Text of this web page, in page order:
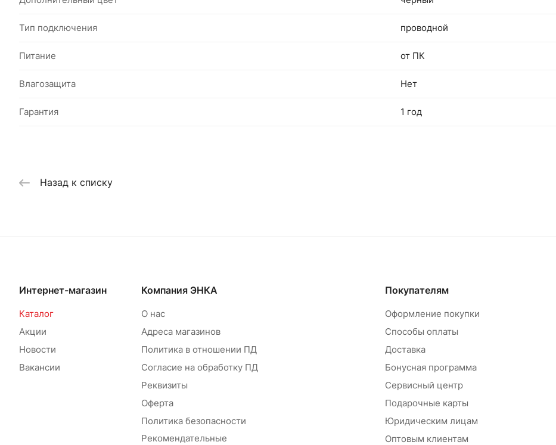
Тип подключения проводной
Питание от ПК
Влагозащита Нет
Гарантия 1 год
Назад к списку
Интернет-магазин
Каталог
Акции
Новости
Вакансии
Компания ЭНКА
О нас
Адреса магазинов
Политика в отношении ПД
Согласие на обработку ПД
Реквизиты
Оферта
Политика безопасности
Рекомендательные
Покупателям
Оформление покупки
Способы оплаты
Доставка
Бонусная программа
Сервисный центр
Подарочные карты
Юридическим лицам
Оптовым клиентам